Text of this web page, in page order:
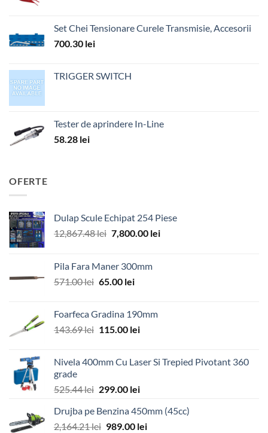
Set Chei Tensionare Curele Transmisie, Accesorii
700.30 lei
TRIGGER SWITCH
Tester de aprindere In-Line
58.28 lei
OFERTE
Dulap Scule Echipat 254 Piese
12,867.48lei Prețul
fost:
12,867.48 lei.
7,800.00 leiPrețul
Pila Fara Maner 300mm
571.00lei Prețul
fost:
571.00 lei.
65.00 leiPrețul
65.00 lei.
Foarfeca Gradina 190mm
143.69lei Prețul
fost:
115.00 leiPrețul
115.00 lei.
Nivela 400mm Cu Laser Si Trepied Pivotant 360
grade
525.44lei Prețul
a
fost:
299.00 leiPrețul
este:
299.00 lei.
Drujba pe Benzina 450mm (45cc)
2,164.21lei Prețul
989.00 leiPrețul